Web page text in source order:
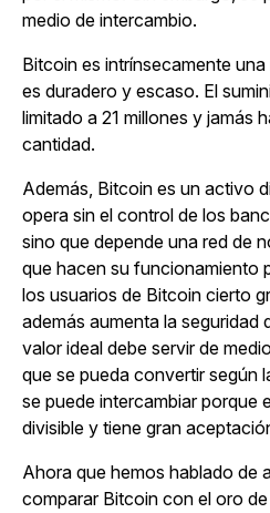
medio de intercambio.
Bitcoin es intrínsecamente
es duradero y escaso. El
limitado a 21 millones y jamás
cantidad.
Además, Bitcoin es un activo
opera sin el control de los
sino que depende una red de
que hacen su funcionamiento
los usuarios de Bitcoin cierto
además aumenta la seguridad
valor ideal debe servir de
que se pueda convertir según
se puede intercambiar porque
divisible y tiene gran
Ahora que hemos hablado de
comparar Bitcoin con el oro